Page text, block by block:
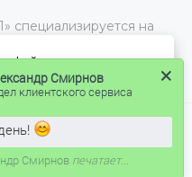
на
в Москве, МО и
1. Карта сайта
файлы и другие
в навигации, а
лучшего
анализа
и услуг.
Смирнов
клиентского сервиса
Смирновпечатает...